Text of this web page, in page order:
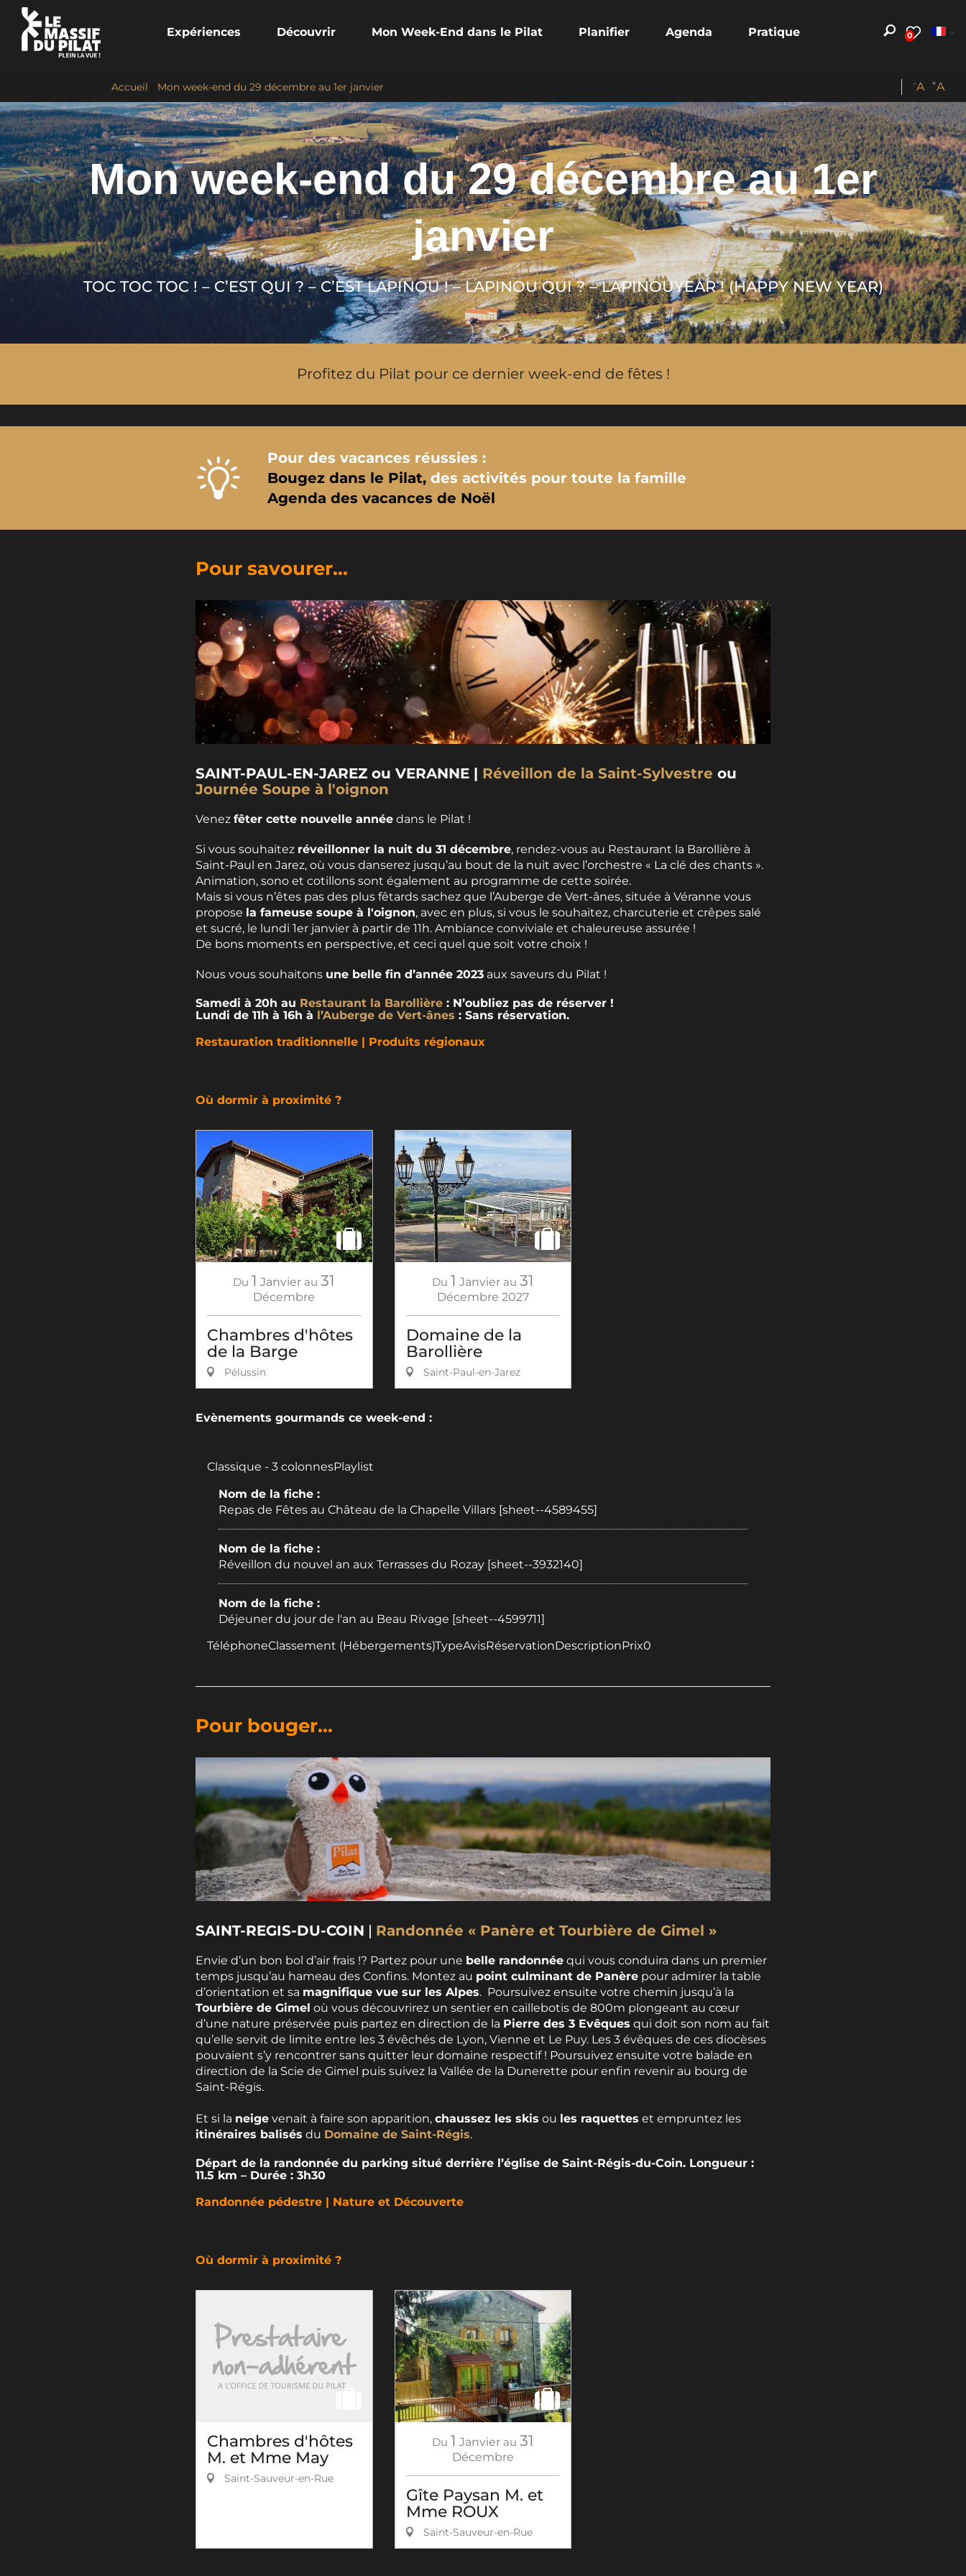
0
Expériences Découvrir Mon Week-End dans le Pilat Planifier Agenda Pratique
Accueil Mon week-end du 29 décembre au 1er janvier -A +A
Mon week-end du 29 décembre au 1er
janvier
TOC TOC TOC ! – C’EST QUI ? – C’EST LAPINOU ! – LAPINOU QUI ? – LAPINOUYEAR ! (HAPPY NEW YEAR)
Profitez du Pilat pour ce dernier week-end de fêtes !
Pour des vacances réussies :
Bougez dans le Pilat, des activités pour toute la famille
Agenda des vacances de Noël
Pour savourer...
SAINT-PAUL-EN-JAREZ ou VERANNE | Réveillon de la Saint-Sylvestre ou
Journée Soupe à l'oignon
Venez fêter cette nouvelle année dans le Pilat !
Si vous souhaitez réveillonner la nuit du 31 décembre, rendez-vous au Restaurant la Barollière à
Saint-Paul en Jarez, où vous danserez jusqu’au bout de la nuit avec l’orchestre « La clé des chants ».
Animation, sono et cotillons sont également au programme de cette soirée.
Mais si vous n’êtes pas des plus fêtards sachez que l’Auberge de Vert-ânes, située à Véranne vous
propose la fameuse soupe à l'oignon, avec en plus, si vous le souhaitez, charcuterie et crêpes salé
et sucré, le lundi 1er janvier à partir de 11h. Ambiance conviviale et chaleureuse assurée !
De bons moments en perspective, et ceci quel que soit votre choix !
Nous vous souhaitons une belle fin d’année 2023 aux saveurs du Pilat !
Samedi à 20h au Restaurant la Barollière : N’oubliez pas de réserver !
Lundi de 11h à 16h à l’Auberge de Vert-ânes : Sans réservation.
Restauration traditionnelle | Produits régionaux
Où dormir à proximité ?
Du 1 Janvier au 31
Décembre
Chambres d'hôtes
de la Barge
Pélussin
Du 1 Janvier au 31
Décembre 2027
Domaine de la
Barollière
Saint-Paul-en-Jarez
Evènements gourmands ce week-end :
Classique - 3 colonnesPlaylist
Nom de la fiche :
Repas de Fêtes au Château de la Chapelle Villars [sheet--4589455]
Nom de la fiche :
Réveillon du nouvel an aux Terrasses du Rozay [sheet--3932140]
Nom de la fiche :
Déjeuner du jour de l'an au Beau Rivage [sheet--4599711]
TéléphoneClassement (Hébergements)TypeAvisRéservationDescriptionPrix0
Pour bouger...
SAINT-REGIS-DU-COIN | Randonnée « Panère et Tourbière de Gimel »
Envie d’un bon bol d’air frais !? Partez pour une belle randonnée qui vous conduira dans un premier
temps jusqu’au hameau des Confins. Montez au point culminant de Panère pour admirer la table
d’orientation et sa magnifique vue sur les Alpes. Poursuivez ensuite votre chemin jusqu’à la
Tourbière de Gimel où vous découvrirez un sentier en caillebotis de 800m plongeant au cœur
d’une nature préservée puis partez en direction de la Pierre des 3 Evêques qui doit son nom au fait
qu’elle servit de limite entre les 3 évêchés de Lyon, Vienne et Le Puy. Les 3 évêques de ces diocèses
pouvaient s’y rencontrer sans quitter leur domaine respectif ! Poursuivez ensuite votre balade en
direction de la Scie de Gimel puis suivez la Vallée de la Dunerette pour enfin revenir au bourg de
Saint-Régis.
Et si la neige venait à faire son apparition, chaussez les skis ou les raquettes et empruntez les
itinéraires balisés du Domaine de Saint-Régis.
Départ de la randonnée du parking situé derrière l’église de Saint-Régis-du-Coin. Longueur :
11.5 km – Durée : 3h30
Randonnée pédestre | Nature et Découverte
Où dormir à proximité ?
Chambres d'hôtes
M. et Mme May
Saint-Sauveur-en-Rue
Du 1 Janvier au 31
Décembre
Gîte Paysan M. et
Mme ROUX
Saint-Sauveur-en-Rue